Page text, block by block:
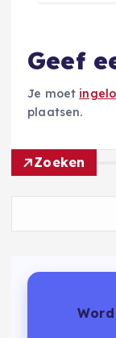
Geef
Je moet
plaatsen.
Zoeken